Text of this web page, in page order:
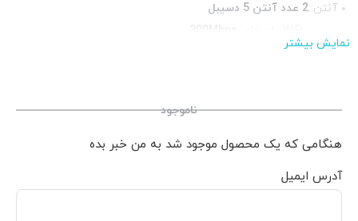
آنتن::2 عدد آنتن 5 دسیبل
300Mbps
فرکانس::
نمایش بیشتر
ناموجود
هنگامی که یک محصول موجود شد به من خبر بده
آدرس ایمیل